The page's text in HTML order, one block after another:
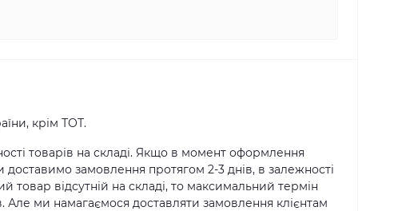
крім ТОТ.
товарів на складі. Якщо в момент оформлення
доставимо замовлення протягом 2-3 днів, в залежності
товар відсутній на складі, то максимальний термін
ми намагаємося доставляти замовлення клієнтам